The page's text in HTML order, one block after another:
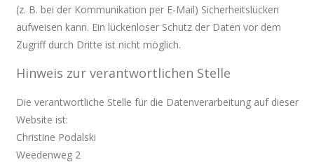
(z. B. bei der Kommunikation per E-Mail) Sicherheitslücken
aufweisen kann. Ein lückenloser Schutz der Daten vor dem
Zugriff durch Dritte ist nicht möglich.
Hinweis zur verantwortlichen Stelle
Die verantwortliche Stelle für die Datenverarbeitung auf dieser
Website ist:
Christine Podalski
Weedenweg 2